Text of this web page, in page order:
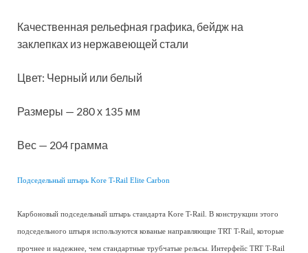
Качественная рельефная графика, бейдж на
заклепках из нержавеющей стали
Цвет: Черный или белый
Размеры — 280 х 135 мм
Вес — 204 грамма
Подседельный штырь Kore T-Rail Elite Carbon
Карбоновый подседельный штырь стандарта Kore T-Rail. В конструкции этого
подседельного штыря используются кованые направляющие TRT T-Rail, которые
прочнее и надежнее, чем стандартные трубчатые рельсы. Интерфейс TRT T-Rail